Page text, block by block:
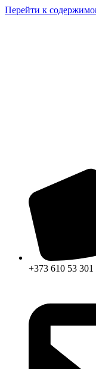
Перейти к
+373 610 53 301